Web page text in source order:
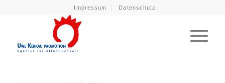
Impressum Datenschutz